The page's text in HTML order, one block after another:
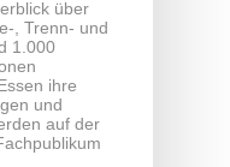
über
, Trenn- und
1.000
ihre
und
auf der